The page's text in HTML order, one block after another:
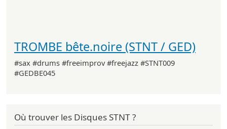
TROMBE bête.noire (STNT / GED)
#sax #drums #freeimprov #freejazz #STNT009
#GEDBE045
Où trouver les Disques STNT ?